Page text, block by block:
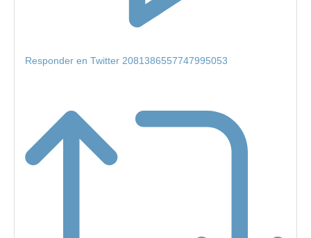
Responder en Twitter 2081386557747995053